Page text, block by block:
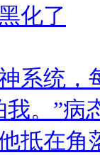
化了
系统
。”病
抵在角